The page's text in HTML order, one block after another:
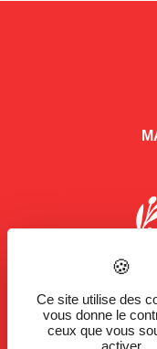
Ce site utilise des
vous donne le
ceux que vous
activer